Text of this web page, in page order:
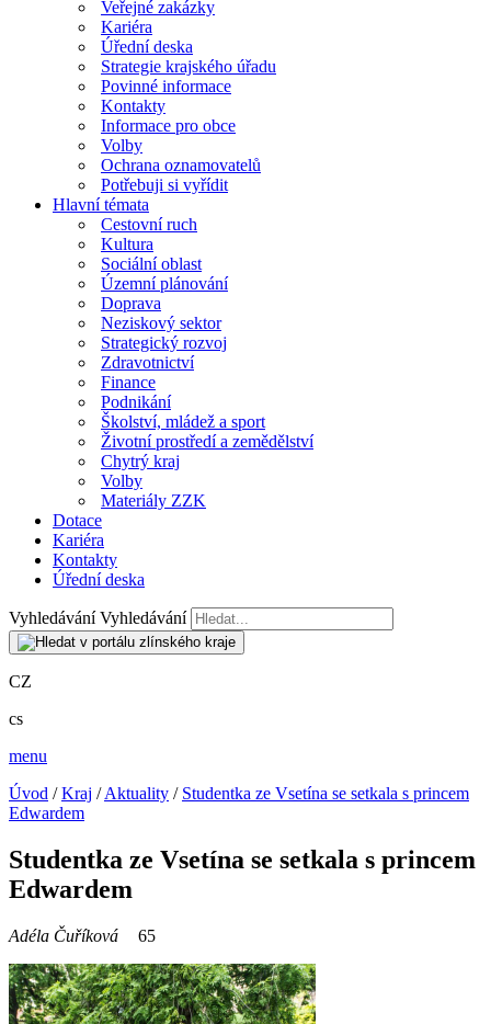
Veřejné zakázky
Kariéra
Úřední deska
Strategie krajského úřadu
Povinné informace
Kontakty
Informace pro obce
Volby
Ochrana oznamovatelů
Potřebuji si vyřídit
Hlavní témata
Cestovní ruch
Kultura
Sociální oblast
Územní plánování
Doprava
Neziskový sektor
Strategický rozvoj
Zdravotnictví
Finance
Podnikání
Školství, mládež a sport
Životní prostředí a zemědělství
Chytrý kraj
Volby
Materiály ZZK
Dotace
Kariéra
Kontakty
Úřední deska
Vyhledávání Vyhledávání
CZ
cs
menu
Úvod /Kraj /Aktuality / Studentka ze Vsetína se setkala s princem
Edwardem
Studentka ze Vsetína se setkala s princem
Edwardem
Adéla Čuříková 65